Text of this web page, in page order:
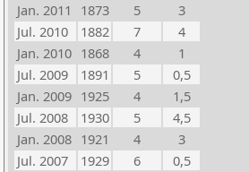
Jan. 2011
1873 5
3
Jul. 2010
1882 7
4
Jan. 2010 1868 4
1
Jul. 2009
1891 5
0,5
Jan. 2009 1925 4
1,5
Jul. 2008
1930 5
4,5
Jan. 2008 1921 4
3
Jul. 2007
1929 6
0,5